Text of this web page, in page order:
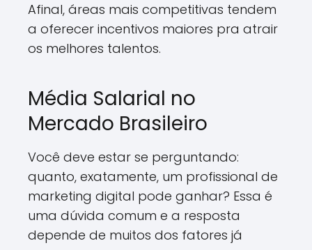
Afinal, áreas mais competitivas tendem
a oferecer incentivos maiores pra atrair
os melhores talentos.
Média Salarial no
Mercado Brasileiro
Você deve estar se perguntando:
quanto, exatamente, um profissional de
marketing digital pode ganhar? Essa é
uma dúvida comum e a resposta
depende de muitos dos fatores já